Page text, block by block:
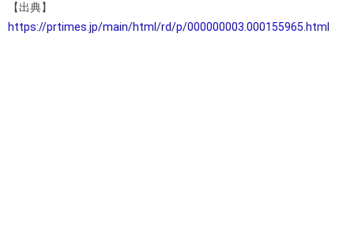
【出典】
https://prtimes.jp/main/html/rd/p/000000003.000155965.html